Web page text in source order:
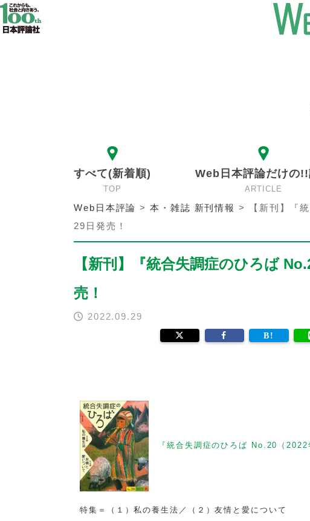
すべて(新着順)
TOP
Web日本評論だけの
ARTICLE
Web日本評論 >本・雑誌 新刊情報 >
【新刊】『
29日発売！
【新刊】『統合失調症のひろば
売！
2022.09.29
『統合失調症のひろば No.20（2022
特集＝（１）私の養生法／（２）友情と愛について